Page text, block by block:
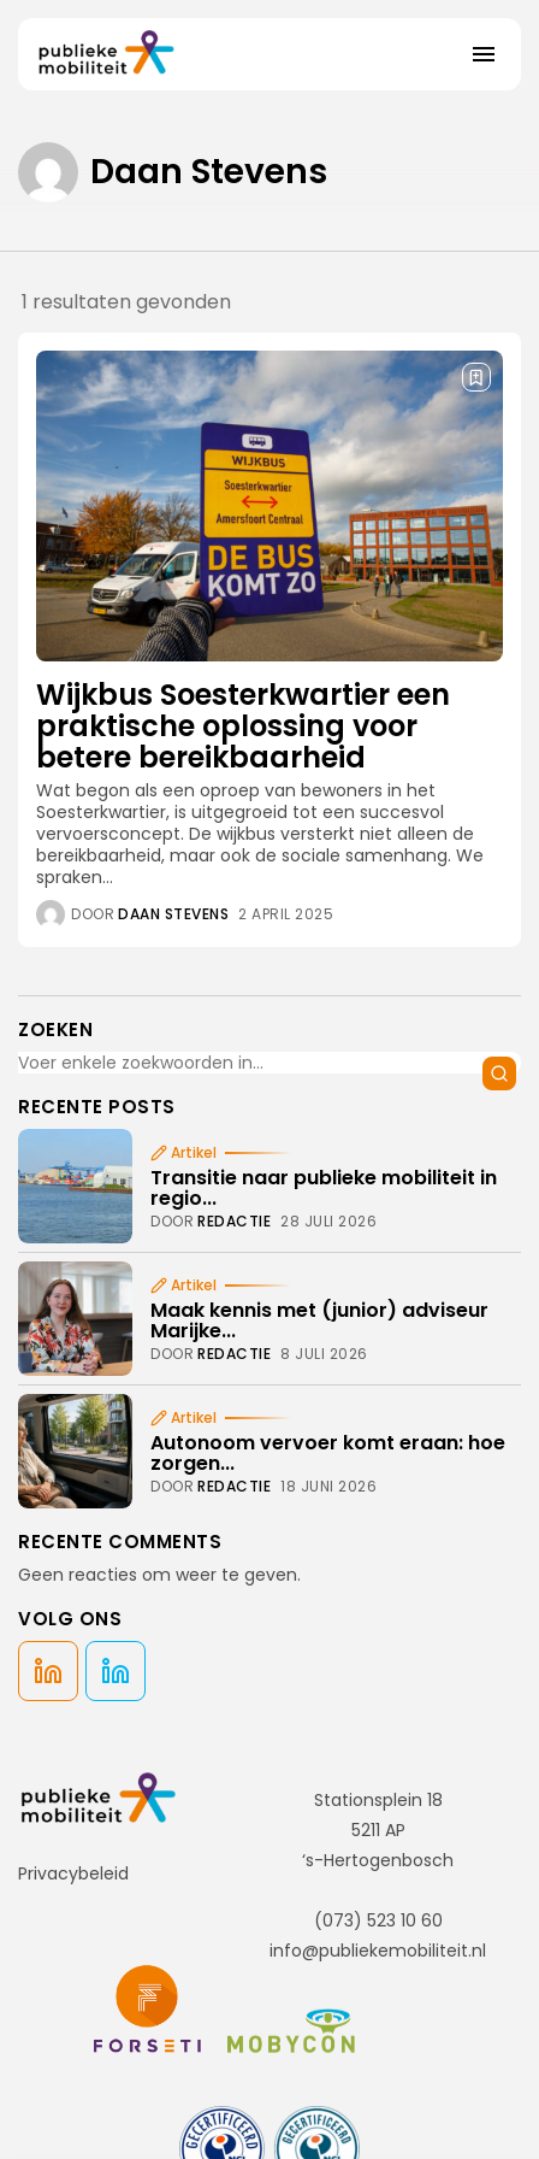
Over ons
Contact
Daan Stevens
1 resultaten gevonden
Wijkbus Soesterkwartier een
praktische oplossing voor
betere bereikbaarheid
Wat begon als een oproep van bewoners in het
Soesterkwartier, is uitgegroeid tot een succesvol
vervoersconcept. De wijkbus versterkt niet alleen de
bereikbaarheid, maar ook de sociale samenhang. We
spraken...
DOOR DAAN STEVENS 2 APRIL 2025
ZOEKEN
RECENTE POSTS
Artikel
Transitie naar publieke mobiliteit in
regio...
DOOR REDACTIE 28 JULI 2026
Artikel
Maak kennis met (junior) adviseur
Marijke...
DOOR REDACTIE 8 JULI 2026
Artikel
Autonoom vervoer komt eraan: hoe
zorgen...
DOOR REDACTIE 18 JUNI 2026
RECENTE COMMENTS
Geen reacties om weer te geven.
VOLG ONS
Privacybeleid
Stationsplein 18
5211 AP
‘s-Hertogenbosch
(073) 523 10 60
info@publiekemobiliteit.nl